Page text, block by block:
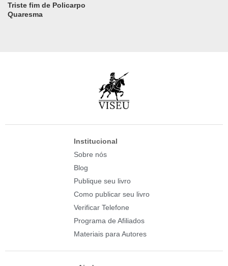
Triste fim de Policarpo
Quaresma
Institucional
Sobre nós
Blog
Publique seu livro
Como publicar seu livro
Verificar Telefone
Programa de Afiliados
Materiais para Autores